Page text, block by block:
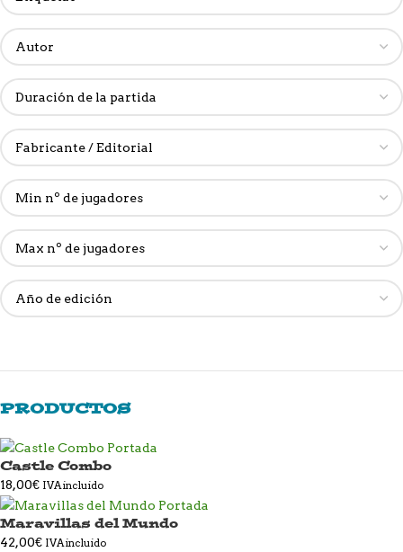
PRODUCTOS
Castle Combo
18,00€ IVA incluido
Maravillas del Mundo
42,00€ IVA incluido